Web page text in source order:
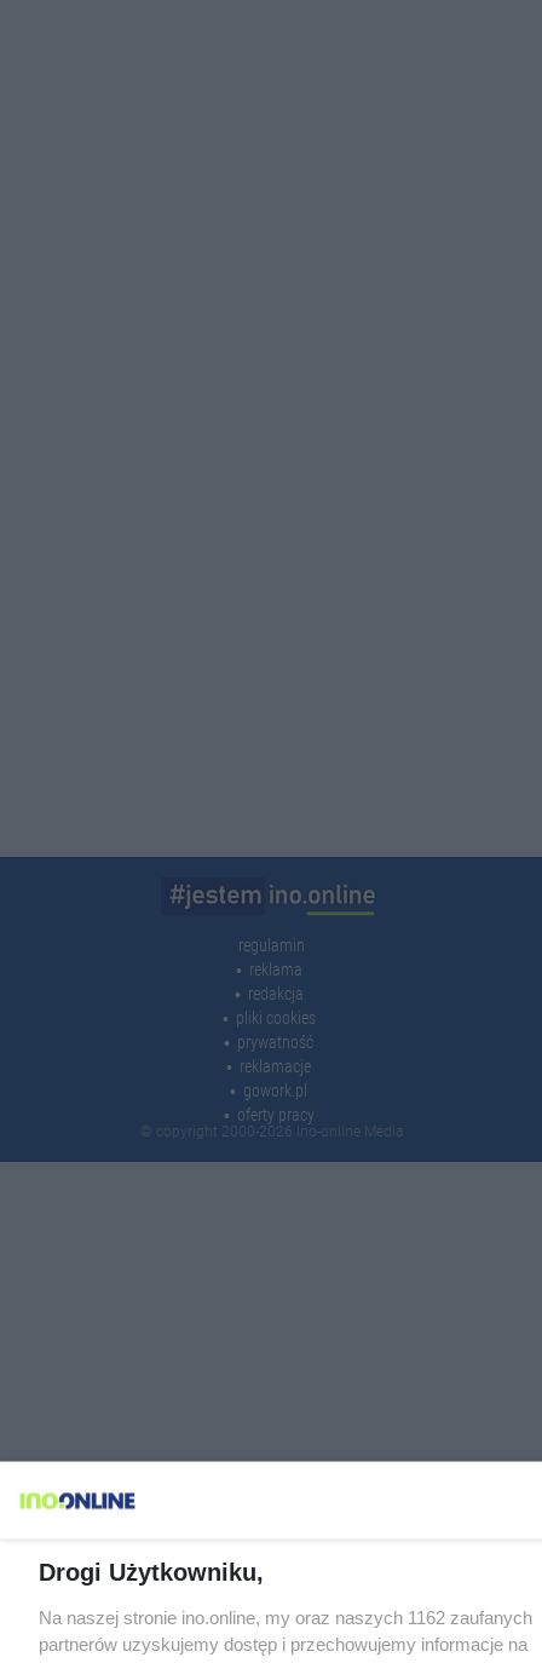
regulamin
reklama
redakcja
pliki cookies
prywatność
reklamacje
gowork.pl
oferty pracy
© copyright 2000-2026 Ino-online Media
Drogi Użytkowniku,
Na naszej stronie ino.online, my oraz naszych 1162 zaufanych
partnerów uzyskujemy dostęp i przechowujemy informacje na